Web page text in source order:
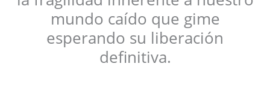
mundo caído que gime
esperando su liberación
definitiva.